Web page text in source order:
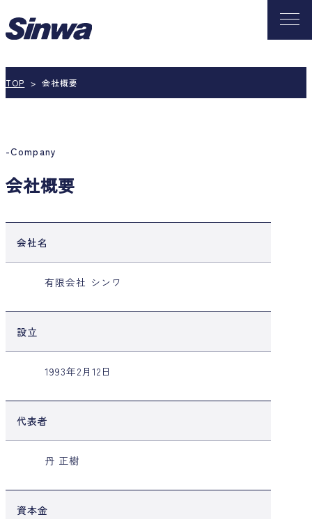
TOP 会社概要
Company
会社概要
会社名
有限会社 シンワ
設立
1993年2月12日
代表者
丹 正樹
資本金